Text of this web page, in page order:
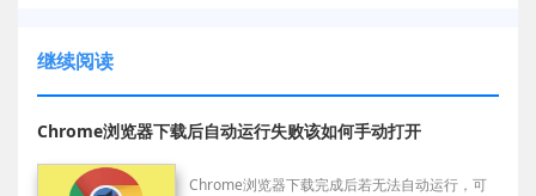
继续阅读
Chrome浏览器下载后自动运行失败该如何手动打开
Chrome浏览器下载完成后若无法自动运行，可